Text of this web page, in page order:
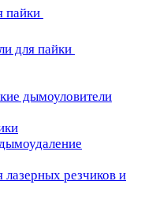
пайки
для пайки
дымоуловители
резчиков и